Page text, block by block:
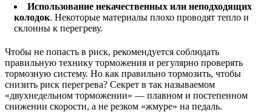
Использование некачественных или неподходящих
колодок. Некоторые материалы плохо проводят тепло и
склонны к перегреву.
Чтобы не попасть в риск, рекомендуется соблюдать
правильную технику торможения и регулярно проверять
тормозную систему. Но как правильно тормозить, чтобы
снизить риск перегрева? Секрет в так называемом
«двухнедельном торможении» — плавном и постепенном
снижении скорости, а не резком «жмуре» на педаль.